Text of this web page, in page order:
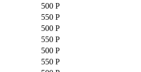
500 Р
550 Р
500 Р
550 Р
500 Р
550 Р